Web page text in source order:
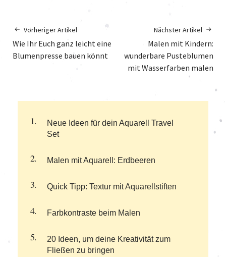
Vorheriger Artikel
Wie Ihr Euch ganz leicht eine
Blumenpresse bauen könnt
Nächster Artikel
Malen mit Kindern:
wunderbare Pusteblumen
mit Wasserfarben malen
Neue Ideen für dein Aquarell Travel
Set
Malen mit Aquarell: Erdbeeren
Quick Tipp: Textur mit Aquarellstiften
Farbkontraste beim Malen
20 Ideen, um deine Kreativität zum
Fließen zu bringen